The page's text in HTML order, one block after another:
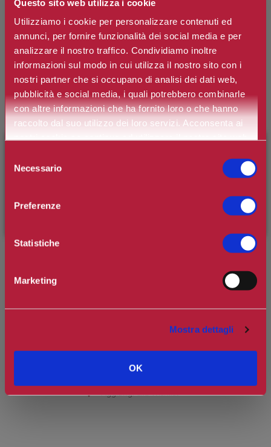
Questo sito web utilizza i cookie
Utilizziamo i cookie per personalizzare contenuti ed
annunci, per fornire funzionalità dei social media e per
analizzare il nostro traffico. Condividiamo inoltre
informazioni sul modo in cui utilizza il nostro sito con i
nostri partner che si occupano di analisi dei dati web,
pubblicità e social media, i quali potrebbero combinarle
con altre informazioni che ha fornito loro o che hanno
raccolto dal suo utilizzo dei loro servizi. Acconsenta ai
nostri cookie se continua ad utilizzare il nostro sito web.
delNecessario
Preferenze
Statistiche
Marketing
Mostra dettagli
OK
COLLISTAR
Cofanetto Benessere Fico e Glicine Eau
Marchio: Collistar
Ottieni 4 punti Camilleri Fidelity Card -
Regolamento
Si tratta della prima recensione per questo prodotto
e usufruisci dello
inserendo il codice